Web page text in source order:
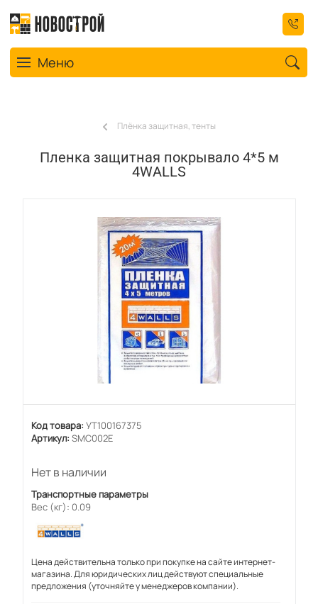
Toggle navigation
Меню
Плёнка защитная, тенты
Пленка защитная покрывало 4*5 м
4WALLS
Код товара: УТ100167375
Артикул: SMC002E
Нет в наличии
Транспортные параметры
Вес (кг): 0.09
Цена действительна только при покупке на сайте интернет-
магазина. Для юридических лиц действуют специальные
предложения (уточняйте у менеджеров компании).